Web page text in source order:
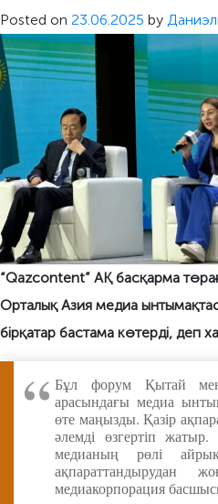
Posted on 23.06.2025 by
“Qazcontent” АҚ басқарма
Орталық Азия медиа
бірқатар бастама көтерді, деп
Бұл форум Қытай
арасындағы медиа
өте маңызды. Қазір
әлемді өзгертіп
медианың рөлі
ақпараттандырудан
медиакорпорация